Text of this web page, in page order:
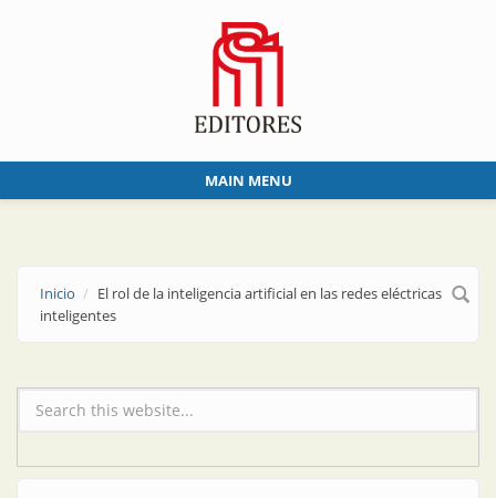
MAIN MENU
Inicio
El rol de la inteligencia artificial en las redes eléctricas
inteligentes
Formulario de búsqueda